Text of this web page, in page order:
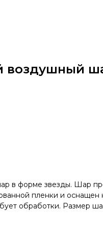
воздушный
в форме звезды. Шар
пленки и оснащен
обработки. Размер